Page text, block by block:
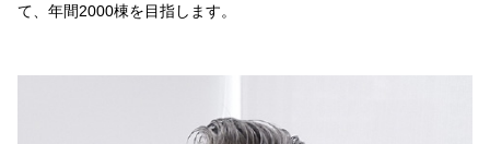
て、年間2000棟を目指します。